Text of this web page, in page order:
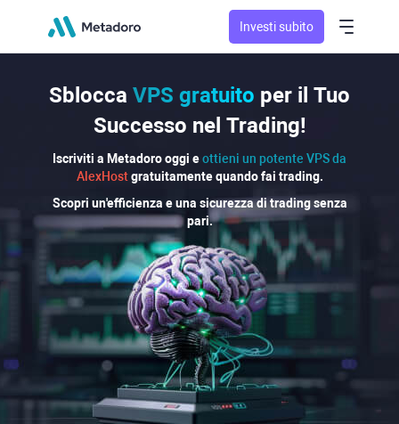
Investi subito
Sblocca VPS gratuito per il Tuo
Successo nel Trading!
Iscriviti a Metadoro oggi eottieni un potente VPS da
AlexHostgratuitamente quando fai trading.
Scopri un'efficienza e una sicurezza di trading senza
pari.